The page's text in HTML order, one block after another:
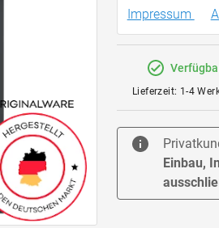
Impressum
Lieferzeit: 1-4
Einbau,